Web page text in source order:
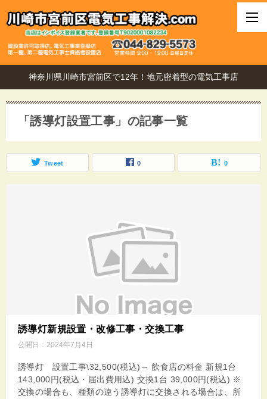
神奈川県川崎市宮前区で12年！地元密着型の電気工事店
「誘導灯設置工事」の記事一覧
Tweet 0 0
誘導灯新規設置・改修工事・交換工事
公開日： 2024年7月4日
誘導灯 設置工事\32,500(税込)～ 飲食店の料金 新規1台
143,000円(税込・届出費用込) 交換1台 39,000円(税込) ※
交換の場合も、種類の違う誘導灯に交換される場合は、所